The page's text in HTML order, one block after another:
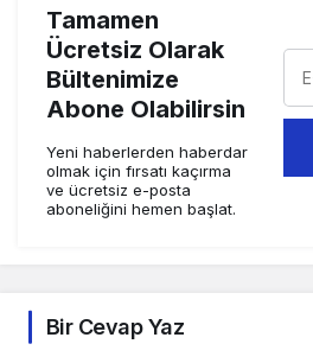
Tamamen
Ücretsiz Olarak
Bültenimize
Abone Olabilirsin
Yeni haberlerden haberdar
olmak için fırsatı kaçırma
ve ücretsiz e-posta
aboneliğini hemen başlat.
Bir Cevap Yaz